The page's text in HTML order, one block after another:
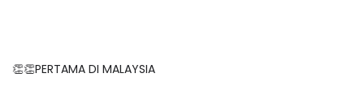
👏👏PERTAMA DI MALAYSIA